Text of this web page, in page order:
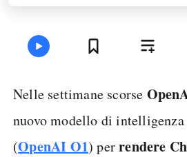
Nelle settimane scorse
nuovo modello di
(OpenAI O1) perrendere